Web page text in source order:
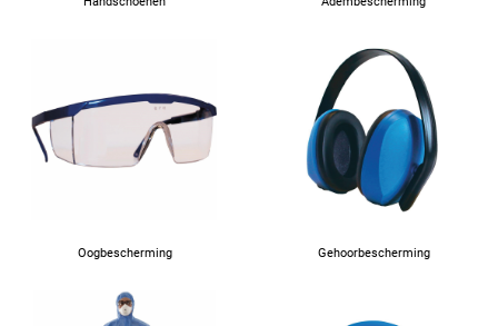
Oogbescherming Gehoorbescherming